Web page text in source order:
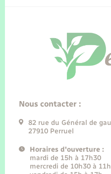
Nous contacter :
82 rue du Général de
27910 Perruel
Horaires d'ouverture :
mardi de 15h à 17h30
mercredi de 10h30 à